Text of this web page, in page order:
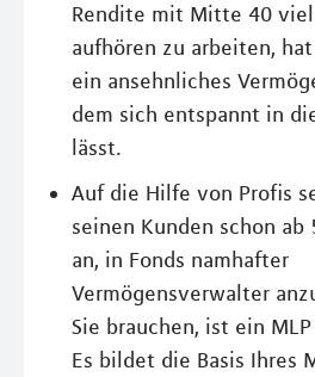
Rendite mit Mitte 40
aufhören zu arbeiten,
ein ansehnliches
dem sich entspannt in
lässt.
Auf die Hilfe von Profis
seinen Kunden schon ab
an, in Fonds namhafter
Vermögensverwalter
Sie brauchen, ist ein
Es bildet die Basis Ihres